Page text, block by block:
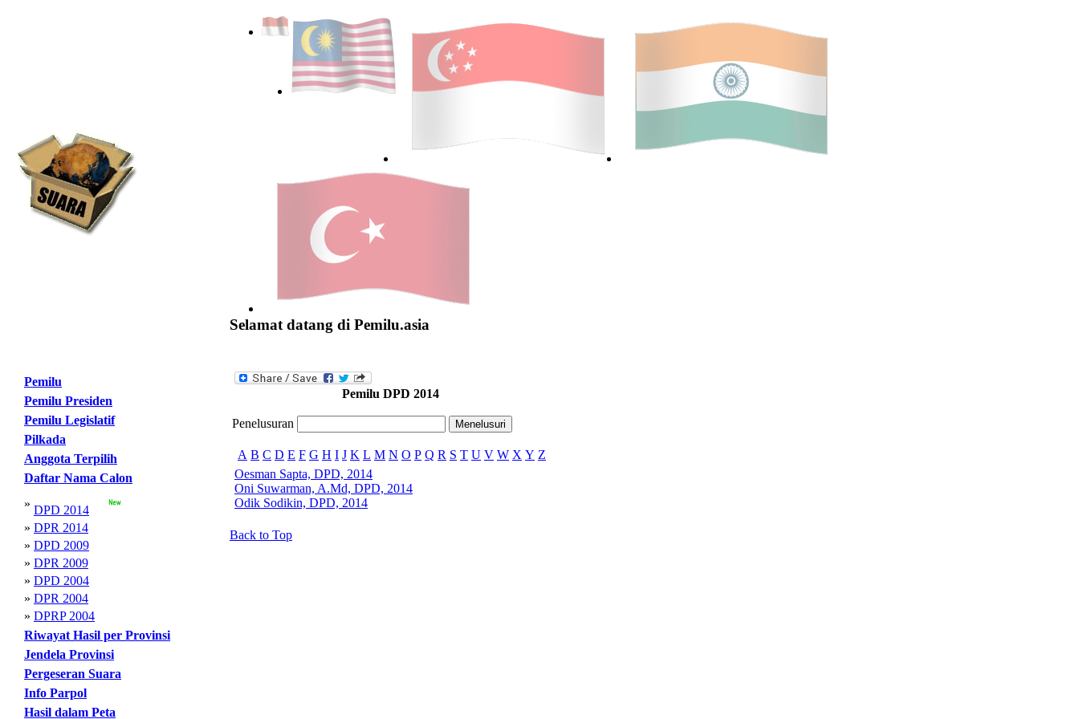
Selamat datang di Pemilu.asia
Pemilu
Pemilu Presiden
Pemilu Legislatif
Pilkada
Anggota Terpilih
Daftar Nama Calon
» DPD 2014
» DPR 2014
» DPD 2009
» DPR 2009
» DPD 2004
» DPR 2004
» DPRP 2004
Riwayat Hasil per Provinsi
Jendela Provinsi
Pergeseran Suara
Info Parpol
Hasil dalam Peta
Pemilu DPD 2014
Penelusuran
A B C D E F G H I J K L M N O P Q R S T U V W X Y Z
Oesman Sapta, DPD, 2014
Oni Suwarman, A.Md, DPD, 2014
Odik Sodikin, DPD, 2014
Back to Top